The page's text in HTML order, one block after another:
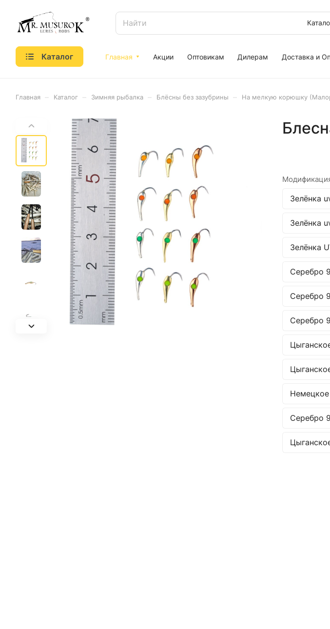
Каталог Главная Акции Оптовикам Дилерам Доставка и
Главная Каталог Зимняя рыбалка Блёсны без зазубрины На мелкую корюшку
Зелёнка
Зелёнка
Зелёнка
Серебро
Серебро
Серебро
Немецкое
Серебро